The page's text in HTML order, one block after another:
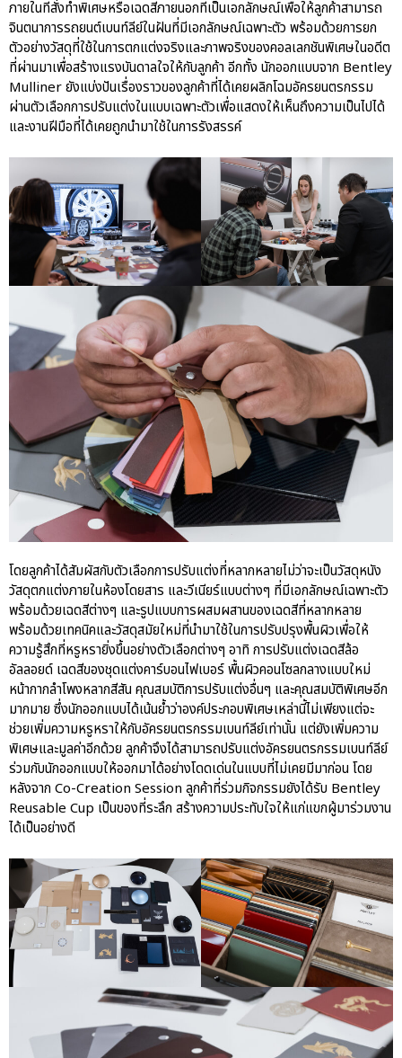
ภายในที่สั่งทำพิเศษหรือเฉดสีภายนอกที่เป็นเอกลักษณ์เพื่อให้ลูกค้าสามารถ
จินตนาการรถยนต์เบนท์ลีย์ในฝันที่มีเอกลักษณ์เฉพาะตัว พร้อมด้วยการยก
ตัวอย่างวัสดุที่ใช้ในการตกแต่งจริงและภาพจริงของคอลเลกชันพิเศษในอดีต
ที่ผ่านมาเพื่อสร้างแรงบันดาลใจให้กับลูกค้า อีกทั้ง นักออกแบบจาก Bentley
Mulliner ยังแบ่งปันเรื่องราวของลูกค้าที่ได้เคยผลิกโฉมอัครยนตรกรรม
ผ่านตัวเลือกการปรับแต่งในแบบเฉพาะตัวเพื่อแสดงให้เห็นถึงความเป็นไปได้
และงานฝีมือที่ได้เคยถูกนำมาใช้ในการรังสรรค์
โดยลูกค้าได้สัมผัสกับตัวเลือกการปรับแต่งที่หลากหลายไม่ว่าจะเป็นวัสดุหนัง
วัสดุตกแต่งภายในห้องโดยสาร และวีเนียร์แบบต่างๆ ที่มีเอกลักษณ์เฉพาะตัว
พร้อมด้วยเฉดสีต่างๆ และรูปแบบการผสมผสานของเฉดสีที่หลากหลาย
พร้อมด้วยเทคนิคและวัสดุสมัยใหม่ที่นำมาใช้ในการปรับปรุงพื้นผิวเพื่อให้
ความรู้สึกที่หรูหรายิ่งขึ้นอย่างตัวเลือกต่างๆ อาทิ การปรับแต่งเฉดสีล้อ
อัลลอยด์ เฉดสีของชุดแต่งคาร์บอนไฟเบอร์ พื้นผิวคอนโซลกลางแบบใหม่
หน้ากากลำโพงหลากสีสัน คุณสมบัติการปรับแต่งอื่นๆ และคุณสมบัติพิเศษอีก
มากมาย ซึ่งนักออกแบบได้เน้นย้ำว่าองค์ประกอบพิเศษเหล่านี้ไม่เพียงแต่จะ
ช่วยเพิ่มความหรูหราให้กับอัครยนตรกรรมเบนท์ลีย์เท่านั้น แต่ยังเพิ่มความ
พิเศษและมูลค่าอีกด้วย ลูกค้าจึงได้สามารถปรับแต่งอัครยนตรกรรมเบนท์ลีย์
ร่วมกับนักออกแบบให้ออกมาได้อย่างโดดเด่นในแบบที่ไม่เคยมีมาก่อน โดย
หลังจาก Co-Creation Session ลูกค้าที่ร่วมกิจกรรมยังได้รับ Bentley
Reusable Cup เป็นของที่ระลึก สร้างความประทับใจให้แก่แขกผู้มาร่วมงาน
ได้เป็นอย่างดี